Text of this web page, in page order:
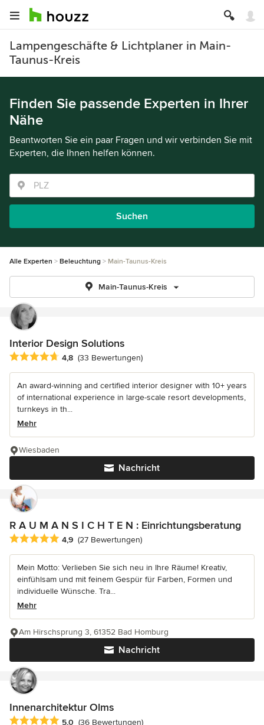
Lampengeschäfte & Lichtplaner in Main-
Taunus-Kreis
Finden Sie passende Experten in Ihrer
Nähe
Beantworten Sie ein paar Fragen und wir verbinden Sie mit
Experten, die Ihnen helfen können.
Suchen
Alle Experten Beleuchtung Main-Taunus-Kreis
Main-Taunus-Kreis
Interior Design Solutions
Durchschnittliche Bewertung: 4.8 von 5 Sternen
4,8 (33 Bewertungen)
An award-winning and certified interior designer with 10+ years
of international experience in large-scale resort developments,
turnkeys in th...
Mehr
Nachricht
Wiesbaden
R A U M A N S I C H T E N : Einrichtungsberatung
Durchschnittliche Bewertung: 4.9 von 5 Sternen
4,9 (27 Bewertungen)
Mein Motto: Verlieben Sie sich neu in Ihre Räume! Kreativ,
einfühlsam und mit feinem Gespür für Farben, Formen und
individuelle Wünsche. Tra...
Mehr
Nachricht
Am Hirschsprung 3, 61352 Bad Homburg
Innenarchitektur Olms
Durchschnittliche Bewertung: 5 von 5 Sternen
5,0 (36 Bewertungen)